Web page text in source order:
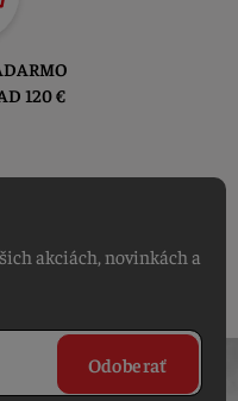
DNÍ
akciách, novinkách a
Odoberať